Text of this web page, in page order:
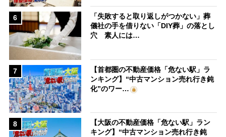
6
「失敗すると取り返しがつかない」葬
儀社の手を借りない「DIY葬」の落とし
穴 素人には…
7
【首都圏の不動産価格「危ない駅」ラ
ンキング】“中古マンション売れ行き鈍
化”のワー…
8
【大阪の不動産価格「危ない駅」ラン
キング】“中古マンション売れ行き鈍